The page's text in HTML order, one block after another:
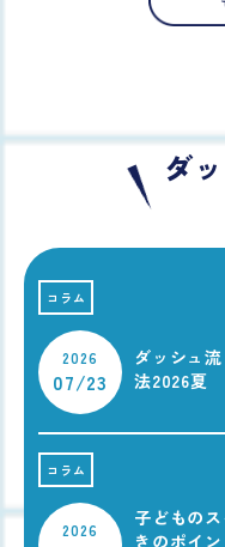
ダ
コラム
2026
07/23
ダッシュ
法2026夏
コラム
2026
子どもの
きのポイ